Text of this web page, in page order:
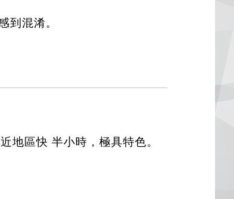
到混淆。
地區快 半小時，極具特色。